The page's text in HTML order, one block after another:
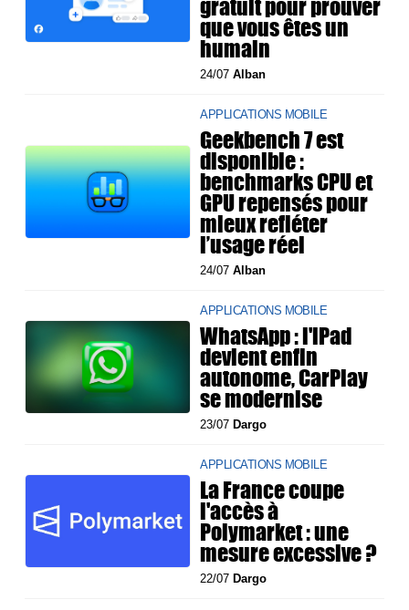
que vous êtes un
humain
24/07Alban
APPLICATIONS MOBILE
Geekbench 7 est
disponible :
benchmarks CPU et
GPU repensés pour
mieux refléter
l’usage réel
24/07Alban
APPLICATIONS MOBILE
WhatsApp : l'iPad
devient enfin
autonome, CarPlay
se modernise
23/07Dargo
APPLICATIONS MOBILE
La France coupe
l'accès à
Polymarket : une
mesure excessive ?
22/07Dargo